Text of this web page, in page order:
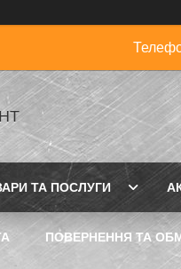
ТА ПОСЛУГИ
ПОВЕРНЕННЯ ТА